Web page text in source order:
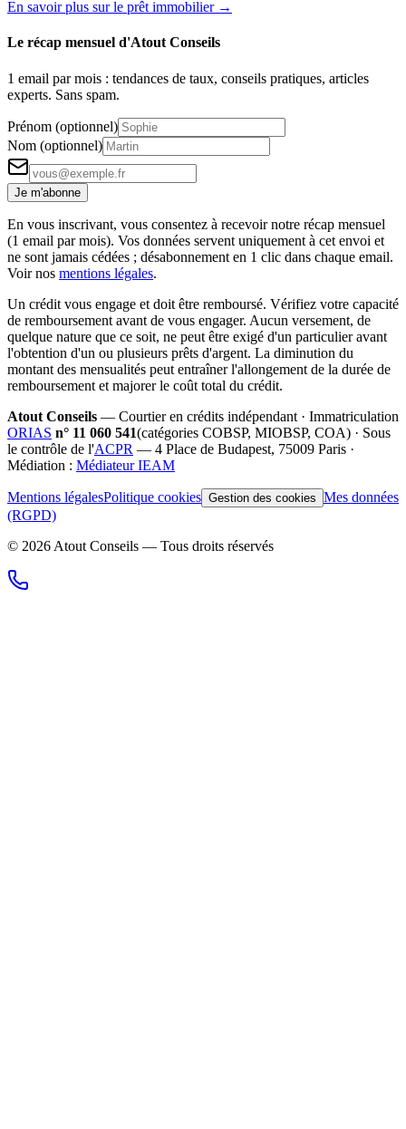
En savoir plus sur le prêt immobilier →
Le récap mensuel d'Atout Conseils
1 email par mois : tendances de taux, conseils pratiques, articles
experts. Sans spam.
Prénom (optionnel)
Nom (optionnel)
Je m'abonne
En vous inscrivant, vous consentez à recevoir notre récap mensuel
(1 email par mois). Vos données servent uniquement à cet envoi et
ne sont jamais cédées ; désabonnement en 1 clic dans chaque email.
Voir nos mentions légales.
Un crédit vous engage et doit être remboursé. Vérifiez votre capacité
de remboursement avant de vous engager. Aucun versement, de
quelque nature que ce soit, ne peut être exigé d'un particulier avant
l'obtention d'un ou plusieurs prêts d'argent. La diminution du
montant des mensualités peut entraîner l'allongement de la durée de
remboursement et majorer le coût total du crédit.
Atout Conseils — Courtier en crédits indépendant · Immatriculation
ORIAS n° 11 060 541(catégories COBSP, MIOBSP, COA) · Sous
le contrôle de l'ACPR — 4 Place de Budapest, 75009 Paris ·
Médiation : Médiateur IEAM
Mentions légalesPolitique cookies Gestion des cookies Mes données
(RGPD)
© 2026 Atout Conseils — Tous droits réservés